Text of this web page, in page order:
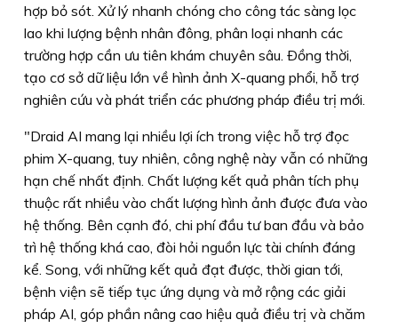
hợp bỏ sót. Xử lý nhanh chóng cho công tác sàng lọc
lao khi lượng bệnh nhân đông, phân loại nhanh các
trường hợp cần ưu tiên khám chuyên sâu. Ðồng thời,
tạo cơ sở dữ liệu lớn về hình ảnh X-quang phổi, hỗ trợ
nghiên cứu và phát triển các phương pháp điều trị mới.
"Draid AI mang lại nhiều lợi ích trong việc hỗ trợ đọc
phim X-quang, tuy nhiên, công nghệ này vẫn có những
hạn chế nhất định. Chất lượng kết quả phân tích phụ
thuộc rất nhiều vào chất lượng hình ảnh được đưa vào
hệ thống. Bên cạnh đó, chi phí đầu tư ban đầu và bảo
trì hệ thống khá cao, đòi hỏi nguồn lực tài chính đáng
kể. Song, với những kết quả đạt được, thời gian tới,
bệnh viện sẽ tiếp tục ứng dụng và mở rộng các giải
pháp AI, góp phần nâng cao hiệu quả điều trị và chăm